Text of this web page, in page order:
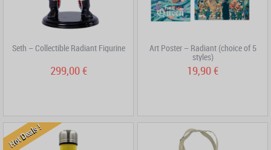
Seth – Collectible Radiant Figurine
299,00 €
Art Poster – Radiant (choice of 5
styles)
19,90 €
Hot Deals !